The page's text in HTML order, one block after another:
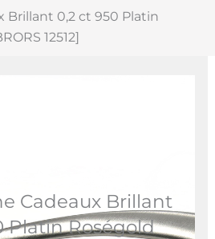
a
g
Brillant 0,2 ct 950 Platin
12512]
Cadeaux Brillant
Platin Roségold